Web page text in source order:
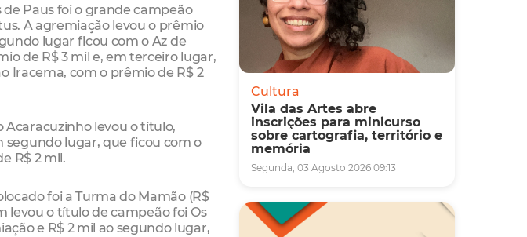
de Paus foi o grande campeão
A agremiação levou o prêmio
lugar ficou com o Az de
de R$ 3 mil e, em terceiro lugar,
Iracema, com o prêmio de R$ 2
Acaracuzinho levou o título,
segundo lugar, que ficou com o
R$ 2 mil.
foi a Turma do Mamão (R$
levou o título de campeão foi Os
e R$ 2 mil ao segundo lugar,
Cultura
Vila das Artes abre
inscrições para minicurso
sobre cartografia, território e
memória
Segunda, 03 Agosto 2026 09:13